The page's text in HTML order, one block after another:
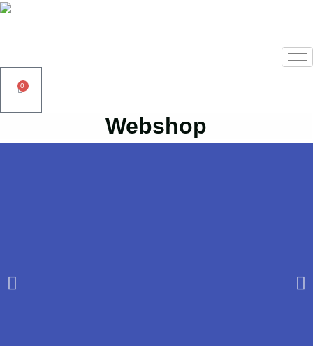
0
Webshop